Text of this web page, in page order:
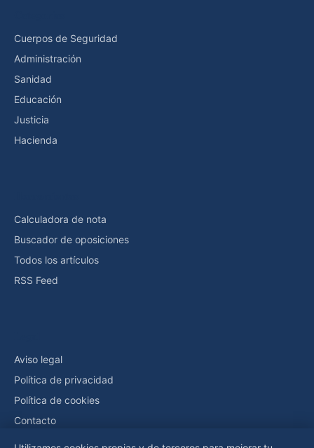
Cuerpos de Seguridad
Administración
Sanidad
Educación
Justicia
Hacienda
Calculadora de nota
Buscador de oposiciones
Todos los artículos
RSS Feed
Aviso legal
Política de privacidad
Política de cookies
Contacto